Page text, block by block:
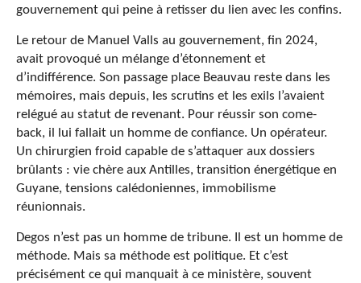
gouvernement qui peine à retisser du lien avec les confins.
Le retour de Manuel Valls au gouvernement, fin 2024,
avait provoqué un mélange d’étonnement et
d’indifférence. Son passage place Beauvau reste dans les
mémoires, mais depuis, les scrutins et les exils l’avaient
relégué au statut de revenant. Pour réussir son come-
back, il lui fallait un homme de confiance. Un opérateur.
Un chirurgien froid capable de s’attaquer aux dossiers
brûlants : vie chère aux Antilles, transition énergétique en
Guyane, tensions calédoniennes, immobilisme
réunionnais.
Degos n’est pas un homme de tribune. Il est un homme de
méthode. Mais sa méthode est politique. Et c’est
précisément ce qui manquait à ce ministère, souvent